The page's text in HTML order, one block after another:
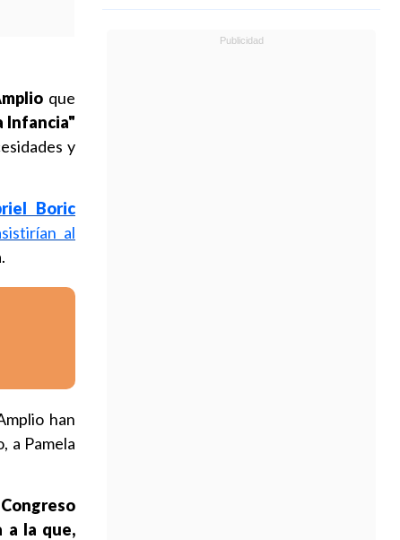
que
Infancia"
y
Boric
al
han
a Pamela
a la que,